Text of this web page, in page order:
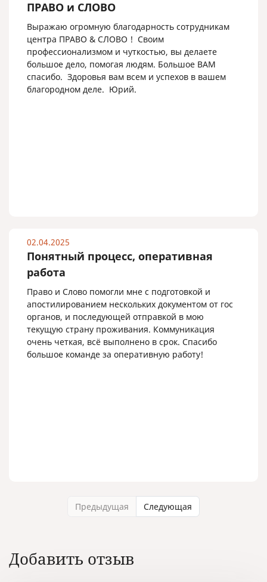
ПРАВО и СЛОВО
Выражаю огромную благодарность сотрудникам
центра ПРАВО & СЛОВО ! Своим
профессионализмом и чуткостью, вы делаете
большое дело, помогая людям. Большое ВАМ
спасибо. Здоровья вам всем и успехов в вашем
благородном деле. Юрий.
02.04.2025
Понятный процесс, оперативная
работа
Право и Слово помогли мне с подготовкой и
апостилированием нескольких документом от гос
органов, и последующей отправкой в мою
текущую страну проживания. Коммуникация
очень четкая, всё выполнено в срок. Спасибо
большое команде за оперативную работу!
Предыдущая Следующая
Добавить отзыв